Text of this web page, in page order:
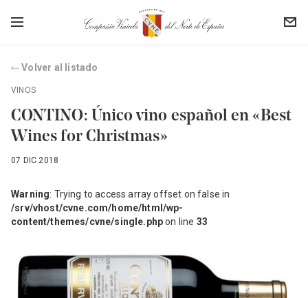
Volver al listado
VINOS
CONTINO: Único vino español en «Best
Wines for Christmas»
07 DIC 2018
Warning: Trying to access array offset on false in
/srv/vhost/cvne.com/home/html/wp-
content/themes/cvne/single.phpon line 33